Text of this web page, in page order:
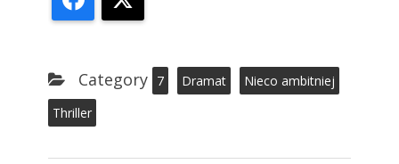
Category 7 Dramat
Nieco ambitniej
Thriller